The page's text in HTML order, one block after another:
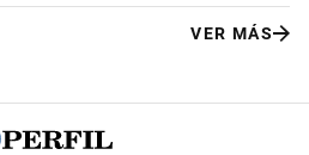
VER MÁS